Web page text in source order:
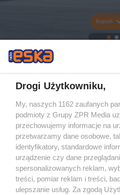
Rozwiń
Drogi Użytkowniku,
My, naszych 1162 zaufanych
podmioty z Grupy ZPR Media
przechowujemy informacje na
przetwarzamy dane osobowe,
identyfikatory, standardowe
urządzenie czy dane
spersonalizowanych reklam,
treści, pomiar reklam i treści,
ulepszanie usług. Za zgodą